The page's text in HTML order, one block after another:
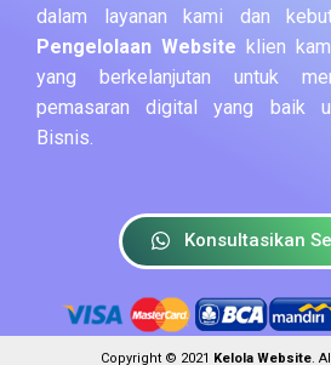
dalam layanan kami dan
Pengelolaan Website klien
yang berkelanjutan untuk
pemasaran digital yang baik
Bisnis.
Konsultasikan
Copyright © 2021 Kelola Website.